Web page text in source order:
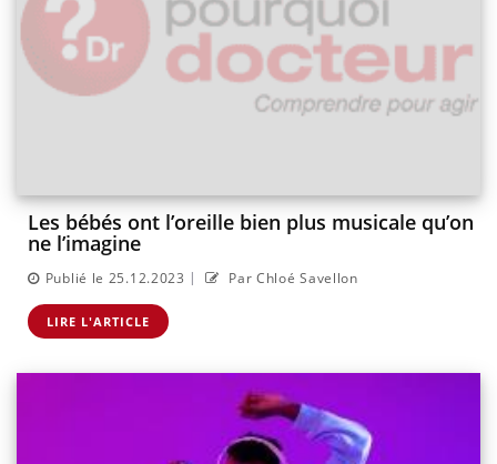
Les bébés ont l’oreille bien plus musicale qu’on
ne l’imagine
Publié le 25.12.2023 | Par Chloé Savellon
LIRE L'ARTICLE